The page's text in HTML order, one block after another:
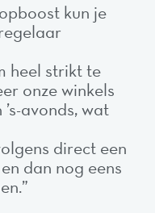
kun je
heel strikt te
onze winkels
avonds, wat
direct een
dan nog eens